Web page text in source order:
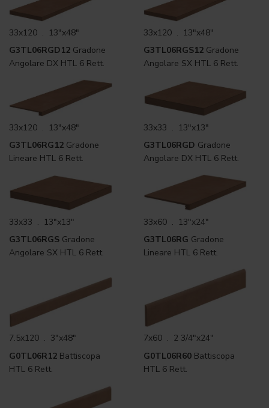
33x120 . 13"x48"
G3TL06RGD12 Gradone
Angolare DX HTL 6 Rett.
33x120 . 13"x48"
G3TL06RGS12 Gradone
Angolare SX HTL 6 Rett.
33x120 . 13"x48"
G3TL06RG12 Gradone
Lineare HTL 6 Rett.
33x33 . 13"x13"
G3TL06RGD Gradone
Angolare DX HTL 6 Rett.
33x33 . 13"x13"
G3TL06RGS Gradone
Angolare SX HTL 6 Rett.
33x60 . 13"x24"
G3TL06RG Gradone
Lineare HTL 6 Rett.
7.5x120 . 3"x48"
G0TL06R12 Battiscopa
HTL 6 Rett.
7x60 . 2 3/4"x24"
G0TL06R60 Battiscopa
HTL 6 Rett.